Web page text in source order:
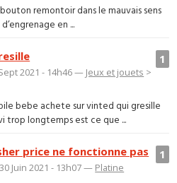
remontoir dans le mauvais sens
en ...
1
2021 - 14h46 — Jeux et jouets >
bebe achete sur vinted qui gresille
trop longtemps est ce que ...
1
price ne fonctionne pas
Juin 2021 - 13h07 — Platine